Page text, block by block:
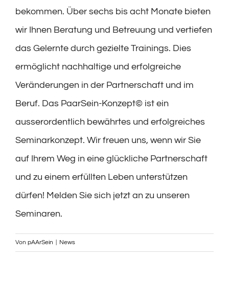
bekommen. Über sechs bis acht Monate bieten
wir Ihnen Beratung und Betreuung und vertiefen
das Gelernte durch gezielte Trainings. Dies
ermöglicht nachhaltige und erfolgreiche
Veränderungen in der Partnerschaft und im
Beruf. Das PaarSein-Konzept© ist ein
ausserordentlich bewährtes und erfolgreiches
Seminarkonzept. Wir freuen uns, wenn wir Sie
auf Ihrem Weg in eine glückliche Partnerschaft
und zu einem erfüllten Leben unterstützen
dürfen! Melden Sie sich jetzt an zu unseren
Seminaren.
Von pAArSein News